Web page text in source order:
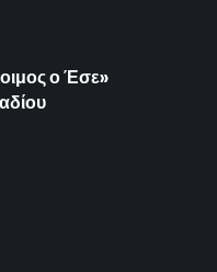
ο Έσε»